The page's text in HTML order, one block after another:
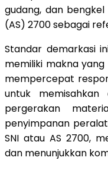
gudang, dan
(AS) 2700 sebagai
Standar demarkasi
memiliki makna
mempercepat
untuk
pergerakan
penyimpanan
SNI atau AS 2700,
dan menunjukkan